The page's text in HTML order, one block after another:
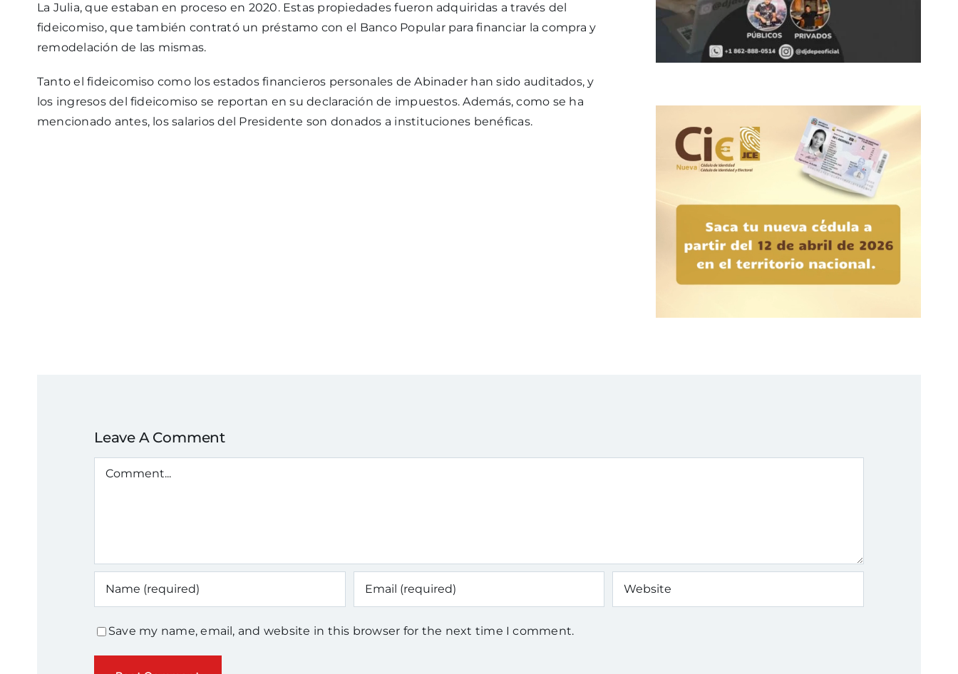
La Julia, que estaban en proceso en 2020. Estas propiedades fueron adquiridas a través del
fideicomiso, que también contrató un préstamo con el Banco Popular para financiar la compra y
remodelación de las mismas.
Tanto el fideicomiso como los estados financieros personales de Abinader han sido auditados, y
los ingresos del fideicomiso se reportan en su declaración de impuestos. Además, como se ha
mencionado antes, los salarios del Presidente son donados a instituciones benéficas.
Leave A Comment
Comment
Save my name, email, and website in this browser for the next time I comment.